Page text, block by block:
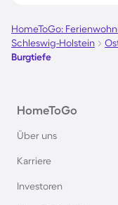
Hausboote in
Hausboote auf
Hausboote in
Hausboote in
Hausboote im
HomeToGo:
Schleswig-Holstein
Burgtiefe
HomeToGo
Über uns
Karriere
Investoren